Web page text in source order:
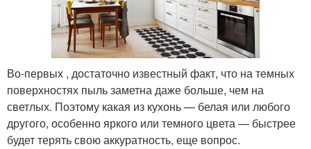
Во-первых , достаточно известный факт, что на темных
поверхностях пыль заметна даже больше, чем на
светлых. Поэтому какая из кухонь — белая или любого
другого, особенно яркого или темного цвета — быстрее
будет терять свою аккуратность, еще вопрос.